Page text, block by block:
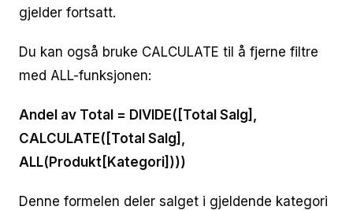
gjelder fortsatt.
Du kan også bruke CALCULATE til å fjerne filtre
med ALL-funksjonen:
Andel av Total = DIVIDE([Total Salg],
CALCULATE([Total Salg],
ALL(Produkt[Kategori])))
Denne formelen deler salget i gjeldende kategori